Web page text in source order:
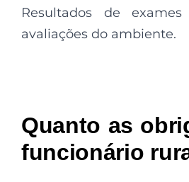
Resultados de
avaliações do ambiente.
Quanto as
funcionário